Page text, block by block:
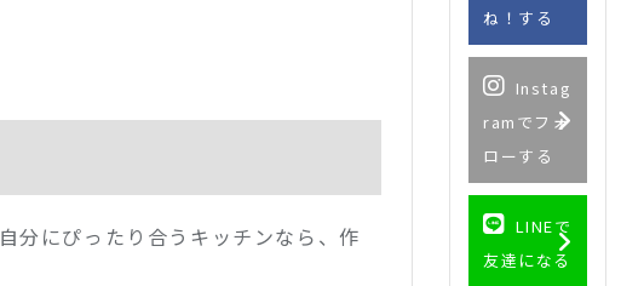
自分にぴったり合うキッチンなら、作
ね！する
Instag
ramでフォ
ローする
LINEで
友達になる